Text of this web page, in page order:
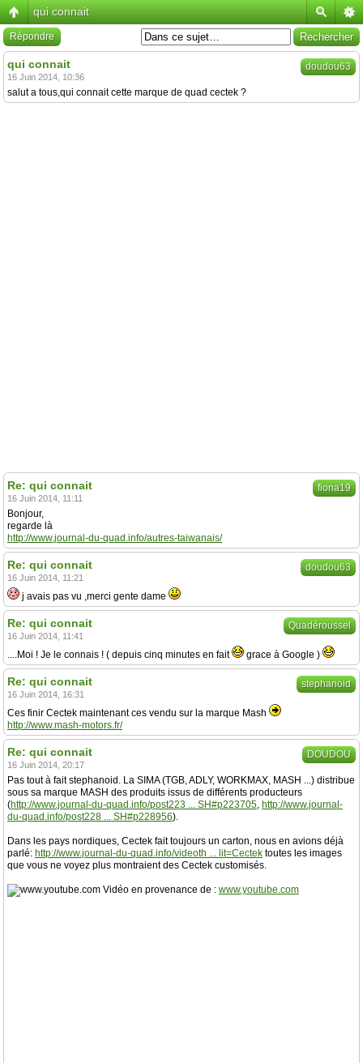
qui connait
Répondre
doudou63
qui connait
16 Juin 2014, 10:36
salut a tous,qui connait cette marque de quad cectek ?
fiona19
Re: qui connait
16 Juin 2014, 11:11
Bonjour,
regarde là
http://www.journal-du-quad.info/autres-taiwanais/
doudou63
Re: qui connait
16 Juin 2014, 11:21
j avais pas vu ,merci gente dame
Quadéroussel
Re: qui connait
16 Juin 2014, 11:41
....Moi ! Je le connais ! ( depuis cinq minutes en fait grace à Google )
stephanoid
Re: qui connait
16 Juin 2014, 16:31
Ces finir Cectek maintenant ces vendu sur la marque Mash
http://www.mash-motors.fr/
DOUDOU
Re: qui connait
16 Juin 2014, 20:17
Pas tout à fait stephanoid. La SIMA (TGB, ADLY, WORKMAX, MASH ...) distribue
sous sa marque MASH des produits issus de différents producteurs
(http://www.journal-du-quad.info/post223 ... SH#p223705, http://www.journal-
du-quad.info/post228 ... SH#p228956).
Dans les pays nordiques, Cectek fait toujours un carton, nous en avions déjà
parlé: http://www.journal-du-quad.info/videoth ... lit=Cectek toutes les images
que vous ne voyez plus montraient des Cectek customisés.
Vidéo en provenance de : www.youtube.com